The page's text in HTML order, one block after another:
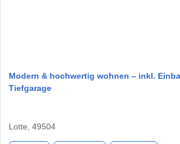
Modern & hochwertig wohnen – inkl.
Tiefgarage
Lotte, 49504